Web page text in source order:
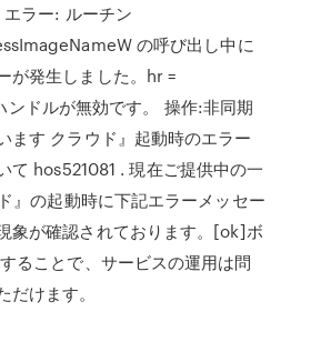
ラー: ルーチン
の呼び出し中に
が発生しました。hr =
ドルが無効です。 操作:非同期
ます クラウド』起動時のエラー
て hos521081 . 現在ご提供中の一
』の起動時に下記エラーメッセー
象が確認されております。[ok]ボ
ることで、サービスの運用は問
けます。